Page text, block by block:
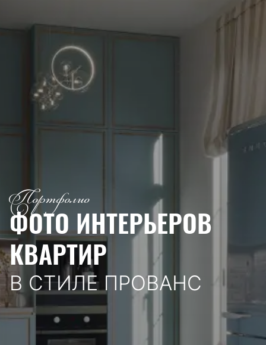
Портфолио
ФОТО ИНТЕРЬЕРОВ
КВАРТИР
В СТИЛЕ ПРОВАНС